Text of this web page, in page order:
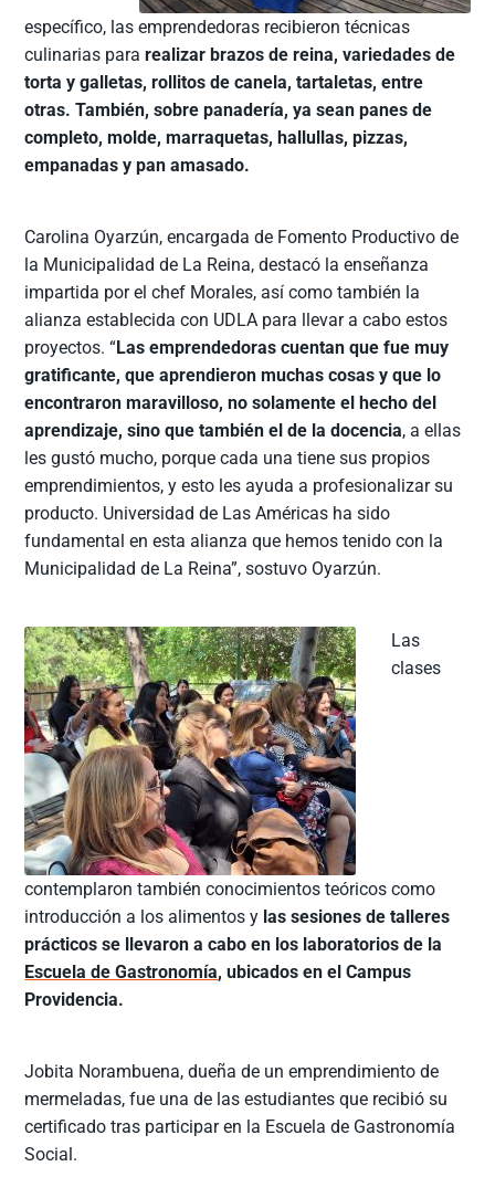
específico, las emprendedoras recibieron técnicas
culinarias pararealizar brazos de reina, variedades de
torta y galletas, rollitos de canela, tartaletas, entre
otras. También, sobre panadería, ya sean panes de
completo, molde, marraquetas, hallullas, pizzas,
empanadas y pan amasado.
Carolina Oyarzún, encargada de Fomento Productivo de
la Municipalidad de La Reina, destacó la enseñanza
impartida por el chef Morales, así como también la
alianza establecida con UDLA para llevar a cabo estos
proyectos. “Las emprendedoras cuentan que fue muy
gratificante, que aprendieron muchas cosas y que lo
encontraron maravilloso, no solamente el hecho del
aprendizaje, sino que también el de la docencia, a ellas
les gustó mucho, porque cada una tiene sus propios
emprendimientos, y esto les ayuda a profesionalizar su
producto. Universidad de Las Américas ha sido
fundamental en esta alianza que hemos tenido con la
Municipalidad de La Reina”, sostuvo Oyarzún.
Las
clases
contemplaron también conocimientos teóricos como
introducción a los alimentos y las sesiones de talleres
prácticos se llevaron a cabo en los laboratorios de la
Escuela de Gastronomía, ubicados en el Campus
Providencia.
Jobita Norambuena, dueña de un emprendimiento de
mermeladas, fue una de las estudiantes que recibió su
certificado tras participar en la Escuela de Gastronomía
Social.